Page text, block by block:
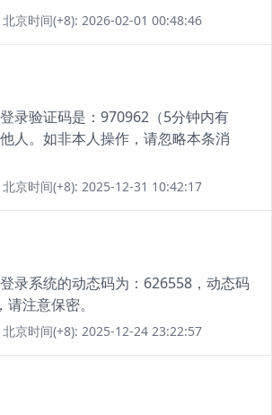
京时间(+8): 2026-02-01 00:48:46
登录验证码是：970962（5分钟内有
人。如非本人操作，请忽略本条消
京时间(+8): 2025-12-31 10:42:17
登录系统的动态码为：626558，动态码
注意保密。
京时间(+8): 2025-12-24 23:22:57